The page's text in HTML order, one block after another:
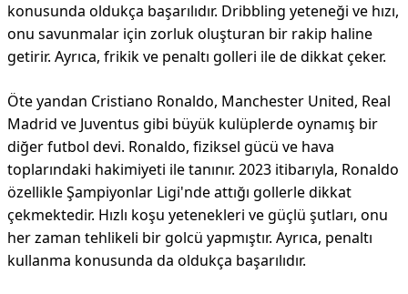
konusunda oldukça başarılıdır. Dribbling yeteneği ve hızı,
onu savunmalar için zorluk oluşturan bir rakip haline
getirir. Ayrıca, frikik ve penaltı golleri ile de dikkat çeker.
Öte yandan Cristiano Ronaldo, Manchester United, Real
Madrid ve Juventus gibi büyük kulüplerde oynamış bir
diğer futbol devi. Ronaldo, fiziksel gücü ve hava
toplarındaki hakimiyeti ile tanınır. 2023 itibarıyla, Ronaldo
özellikle Şampiyonlar Ligi'nde attığı gollerle dikkat
çekmektedir. Hızlı koşu yetenekleri ve güçlü şutları, onu
her zaman tehlikeli bir golcü yapmıştır. Ayrıca, penaltı
kullanma konusunda da oldukça başarılıdır.